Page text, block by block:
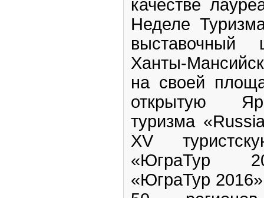
качестве
Неделе
Ханты-
на своей
открытую
туризма
XV
«ЮграТур
«ЮграТур